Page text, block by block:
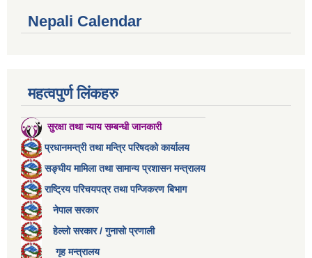
Nepali Calendar
महत्वपुर्ण लिंकहरु
सुरक्षा तथा न्याय सम्बन्धी जानकारी
प्रधानमन्त्री तथा मन्त्रि परिषदको कार्यालय
सङ्घीय मामिला तथा सामान्य प्रशासन मन्त्रालय
राष्ट्रिय परिचयपत्र तथा पन्जिकरण बिभाग
नेपाल सरकार
हेल्लो सरकार / गुनासो प्रणाली
गृह मन्त्रालय